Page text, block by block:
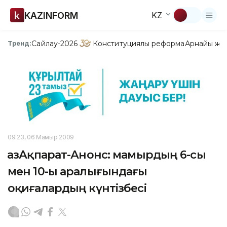
KAZINFORM KZ
Тренд:Сайлау-2026 Конституциялық реформаАрнайы
09:23, 06 Мамыр 2009
ҚазАқпарат-Анонс: мамырдың 6-сы
мен 10-ы аралығындағы
оқиғалардың күнтізбесі